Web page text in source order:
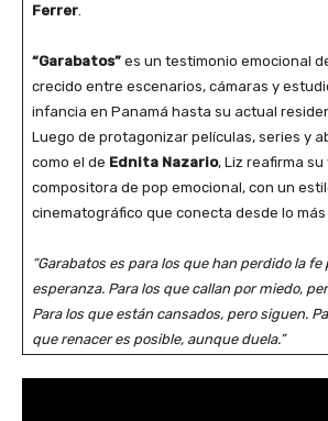
Ferrer
“Garabatos” es un testimonio emocional
crecido entre escenarios, cámaras y
infancia en Panamá hasta su actual
Luego de protagonizar películas, series y
como el de Ednita Nazario, Liz reafirma su
compositora de pop emocional, con un
cinematográfico que conecta desde lo más
“Garabatos es para los que han perdido la fe
esperanza. Para los que callan por miedo,
Para los que están cansados, pero siguen.
que renacer es posible, aunque duela.”